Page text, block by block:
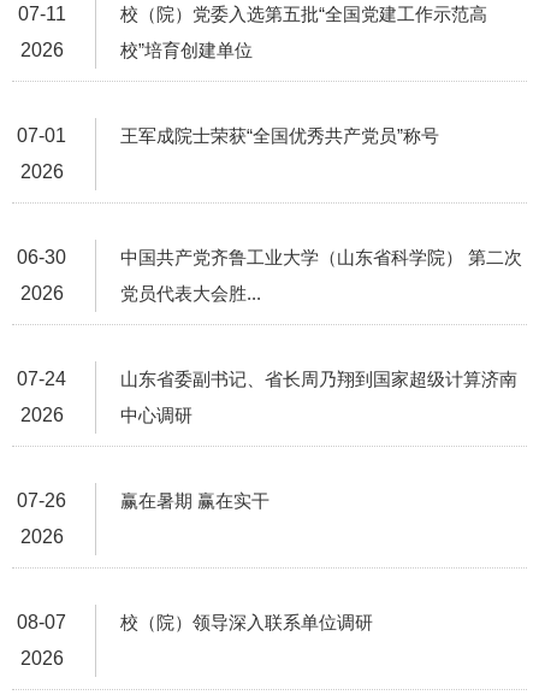
07-11
2026
校（院）党委入选第五批“全国党建工作示范高
校”培育创建单位
07-01
2026
王军成院士荣获“全国优秀共产党员”称号
06-30
2026
中国共产党齐鲁工业大学（山东省科学院） 第二次
党员代表大会胜...
07-24
2026
山东省委副书记、省长周乃翔到国家超级计算济南
中心调研
07-26
2026
赢在暑期 赢在实干
08-07
2026
校（院）领导深入联系单位调研